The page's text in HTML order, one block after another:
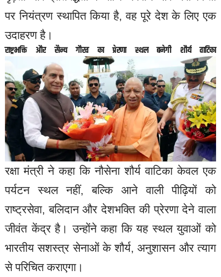
पर नियंत्रण स्थापित किया है, वह पूरे देश के लिए एक
उदाहरण है।
राष्ट्रभक्ति और सैन्य गौरव का प्रेरणा स्थल बनेगी शौर्य वाटिका
रक्षा मंत्री ने कहा कि नौसेना शौर्य वाटिका केवल एक
पर्यटन स्थल नहीं, बल्कि आने वाली पीढ़ियों को
राष्ट्रसेवा, बलिदान और देशभक्ति की प्रेरणा देने वाला
जीवंत केंद्र है। उन्होंने कहा कि यह स्थल युवाओं को
भारतीय सशस्त्र सेनाओं के शौर्य, अनुशासन और त्याग
से परिचित कराएगा।